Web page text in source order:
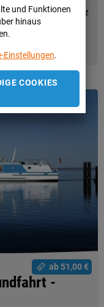
und Funktionen
hinaus
Einstellungen.
COOKIES
Leben in der Lausitz
Inkl. Kaffeegedeck
ab 51,00 €
-